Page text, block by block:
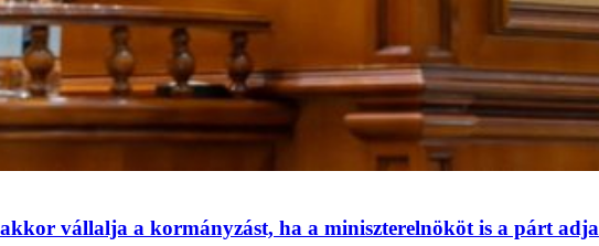
vállalja a kormányzást, ha a miniszterelnököt is a párt adja